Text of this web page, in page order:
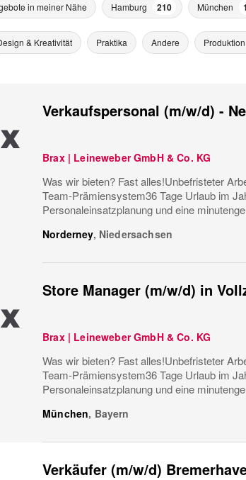
in meiner Nähe Hamburg 210 München
& Kreativität Praktika Andere
Verkaufspersonal (m/w/d) -
Brax | Leineweber GmbH & Co. KG
Was wir bieten? Fast alles!Unbefristeter
Team-Prämiensystem36 Tage Urlaub im
Personaleinsatzplanung und eine
Norderney, Niedersachsen
Store Manager (m/w/d) in
Brax | Leineweber GmbH & Co. KG
Was wir bieten? Fast alles!Unbefristeter
Team-Prämiensystem36 Tage Urlaub im
Personaleinsatzplanung und eine
München, Bayern
Verkäufer (m/w/d)